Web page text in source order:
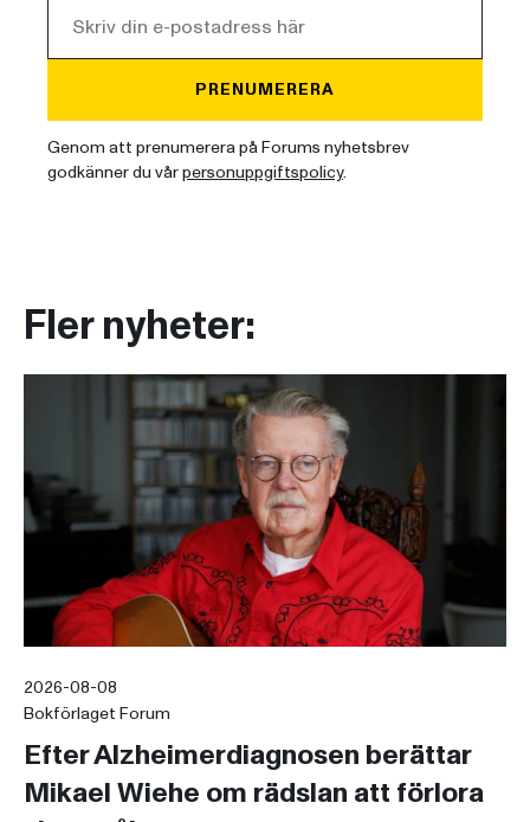
PRENUMERERA
Genom att prenumerera på Forums nyhetsbrev
godkänner du vårpersonuppgiftspolicy.
Fler nyheter:
2026-08-08
Bokförlaget Forum
Efter Alzheimerdiagnosen berättar
Mikael Wiehe om rädslan att förlora